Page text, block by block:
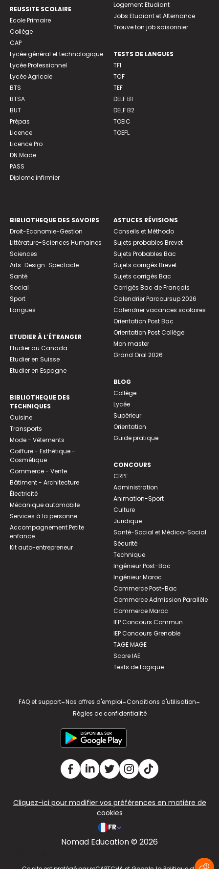
REUSSITE SCOLAIRE
Ecole Primaire
Collège
CAP
Lycée général et technologique
Lycée Professionnel
Lycée Agricole
BTS
BTSA
BUT
Prépas
Licence
Licence Pro
DN Made
PASS
Diplome infirmier
Logement Etudiant
Jobs Etudiant et Alternance
Trouve ton job saisonnier
TESTS DE LANGUES
TFI
TCF
TEF
DELF B1
DELF B2
TOEIC
TOEFL
BIBLIOTHEQUE DES SAVOIRS
Droit-Economie-Gestion
Littérature-Sciences Humaines
Sciences
Arts-Design-Spectacle
Santé
Social
Sport
Langues
ETUDIER À L’ÉTRANGER
Etudier au Canada
Etudier en Suisse
Etudier en Espagne
BIBLIOTHEQUE DES
TECHNIQUES
Cuisine
Transports
Mode - Vêtements
Coiffure - Esthétique -
Cosmétique
Commerce - Vente
Bâtiment - Architecture
Électricité
Mécanique automobile
Services à la personne
Accompagnement Petite
enfance
Kit auto-entrepreneur
ASTUCES RÉVISIONS
Conseils et Méthodo
Sujets probables Brevet
Sujets Probables Bac
Sujets corrigés Brevet
Sujets corrigés Bac
Corrigés Bac de Français
Calendrier Parcoursup 2026
Calendrier vacances scolaires
Orientation Post Bac
Orientation Post Collège
Mon master
Grand Oral 2026
BLOG
Collège
Lycée
Supérieur
Orientation
Guide pratique
CONCOURS
CRPE
Administration
Animation-Sport
Culture
Juridique
Santé-Social et Médico-Social
Sécurité
Technique
Ingénieur Post-Bac
Ingénieur Maroc
Commerce Post-Bac
Commerce Admission Parallèle
Commerce Maroc
IEP Concours Commun
IEP Concours Grenoble
TAGE MAGE
Score IAE
Tests de Logique
FAQ et support-Nos offres d'emploi-Conditions d'utilisation-
Règles de confidentialité
Cliquez-ici pour modifier vos préférences en matière de
cookies
FR
Nomad Education © 2026